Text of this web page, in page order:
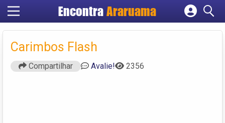
EncontraAraruama
Cadastrar empresa
Carimbos Flash
Compartilhar Avalie! 2356